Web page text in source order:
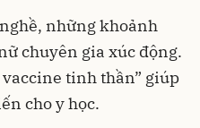
những khoảnh
chuyên gia xúc động.
tinh thần” giúp
cho y học.